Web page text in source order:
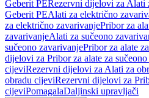
Geberit PERezervni dijelovi za Alati
Geberit PEAlati za električno
za električno zavarivanjePribor za
zavarivanjeAlati za sučeono
sučeono zavarivanjePribor za alate
dijelovi za Pribor za alate za
cijeviRezervni dijelovi za Alati za
obradu cijeviRezervni dijelovi za
cijeviPomagalaDaljinski upravljači